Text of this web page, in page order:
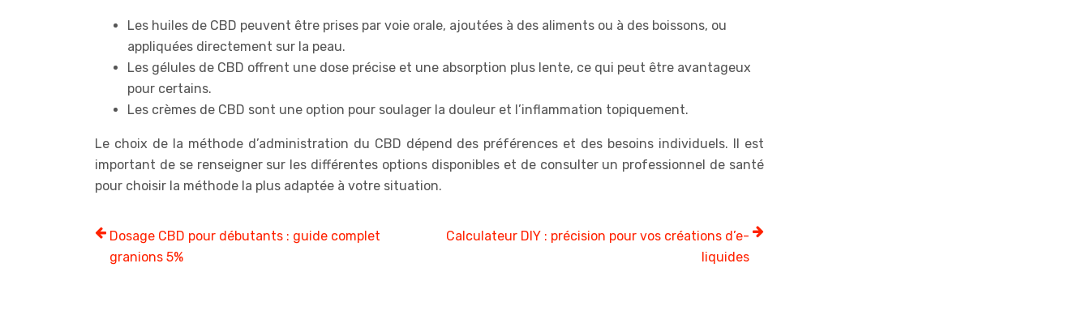
Les huiles de CBD peuvent être prises par voie orale, ajoutées à des aliments ou à des boissons, ou
appliquées directement sur la peau.
Les gélules de CBD offrent une dose précise et une absorption plus lente, ce qui peut être avantageux
pour certains.
Les crèmes de CBD sont une option pour soulager la douleur et l’inflammation topiquement.
Le choix de la méthode d’administration du CBD dépend des préférences et des besoins individuels. Il est
important de se renseigner sur les différentes options disponibles et de consulter un professionnel de santé
pour choisir la méthode la plus adaptée à votre situation.
Dosage CBD pour débutants : guide complet
granions 5%
Calculateur DIY : précision pour vos créations d’e-
liquides